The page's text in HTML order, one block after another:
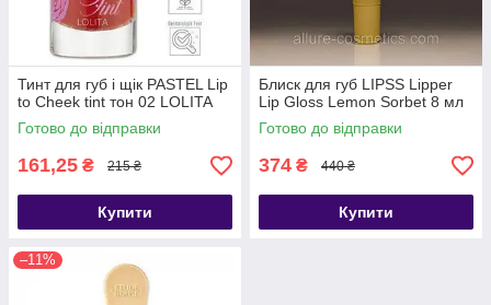
Тинт для губ і щік PASTEL Lip
to Cheek tint тон 02 LOLITA
Готово до відправки
161,25 ₴ 215 ₴
Купити
Блиск для губ LIPSS Lipper
Lip Gloss Lemon Sorbet 8 мл
Готово до відправки
374 ₴ 440 ₴
Купити
–11%